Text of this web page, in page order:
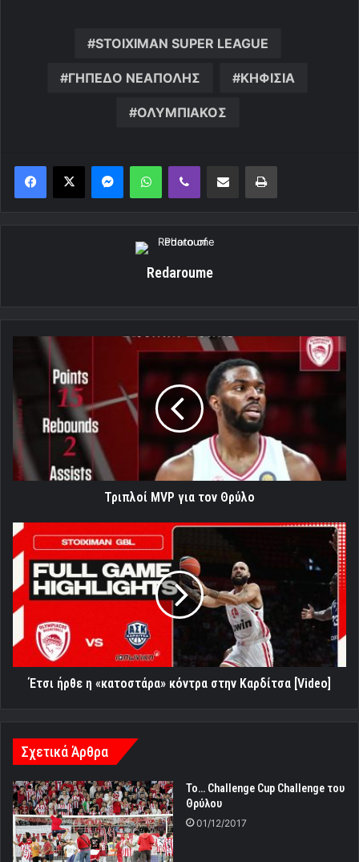
STOIXIMAN SUPER LEAGUE
ΓΗΠΕΔΟ ΝΕΑΠΟΛΗΣ ΚΗΦΙΣΙΑ
ΟΛΥΜΠΙΑΚΟΣ
MessengerWhatsAppViber Κοινοποίηση μέσω ηλεκτρονικού ταχυδρομείουΕκτύπωση
Redaroume
Θρύλο
Τριπλοί MVP για τον Θρύλο
Έτσι
ήρθε
η
«κατοστάρα»
κόντρα
στην
Καρδίτσα
[Video]
Έτσι ήρθε η «κατοστάρα» κόντρα στην Καρδίτσα [Video]
Σχετικά Άρθρα
Το… Challenge Cup Challenge του
Θρύλου
01/12/2017